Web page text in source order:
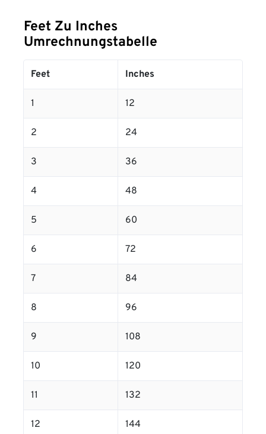
Feet Zu Inches
Umrechnungstabelle
Feet Inches
1 12
2 24
3 36
4 48
5 60
6 72
7 84
8 96
9 108
10 120
11 132
12 144